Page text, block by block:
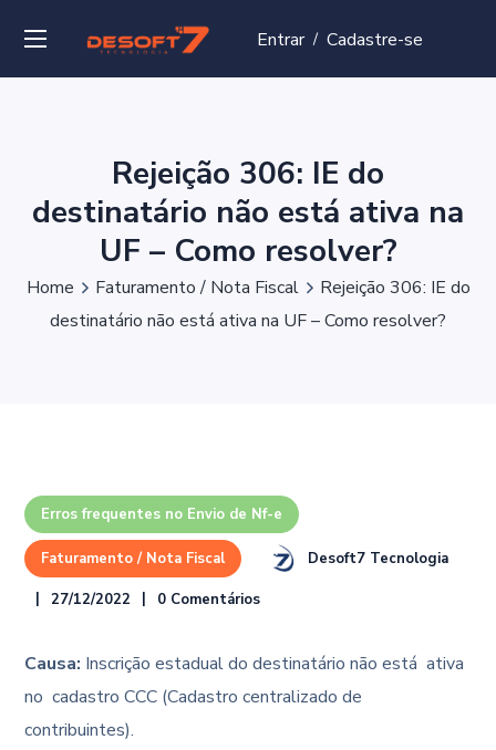
Entrar/Cadastre-se
Rejeição 306: IE do
destinatário não está ativa na
UF – Como resolver?
Home Faturamento / Nota Fiscal
Rejeição 306: IE do
destinatário não está ativa na UF – Como resolver?
Erros frequentes no Envio de Nf-e
Faturamento / Nota Fiscal Desoft7 Tecnologia
27/12/2022 0 Comentários
Causa: Inscrição estadual do destinatário não está ativa
no cadastro CCC (Cadastro centralizado de
contribuintes).